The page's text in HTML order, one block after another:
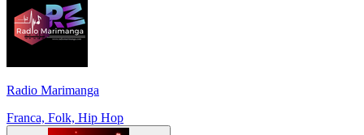
Radio Marimanga
Franca, Folk, Hip Hop